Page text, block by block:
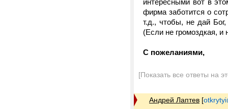
интересными вот в
фирма заботится о
т.д., чтобы, не дай
(Если не громоздкая, и
С пожеланиями,
[Показать все ответы на
Андрей Лаптев [